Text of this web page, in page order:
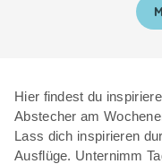
Hier findest du
Abstecher am
Lass dich inspirieren
Ausflüge. Unternimm